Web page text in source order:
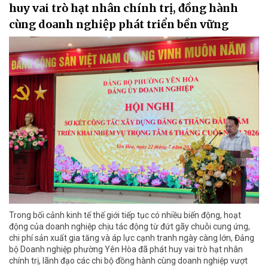
huy vai trò hạt nhân chính trị, đồng hành
cùng doanh nghiệp phát triển bền vững
Trong bối cảnh kinh tế thế giới tiếp tục có nhiều biến động, hoạt
động của doanh nghiệp chịu tác động từ đứt gãy chuỗi cung ứng,
chi phí sản xuất gia tăng và áp lực cạnh tranh ngày càng lớn, Đảng
bộ Doanh nghiệp phường Yên Hòa đã phát huy vai trò hạt nhân
chính trị, lãnh đạo các chi bộ đồng hành cùng doanh nghiệp vượt